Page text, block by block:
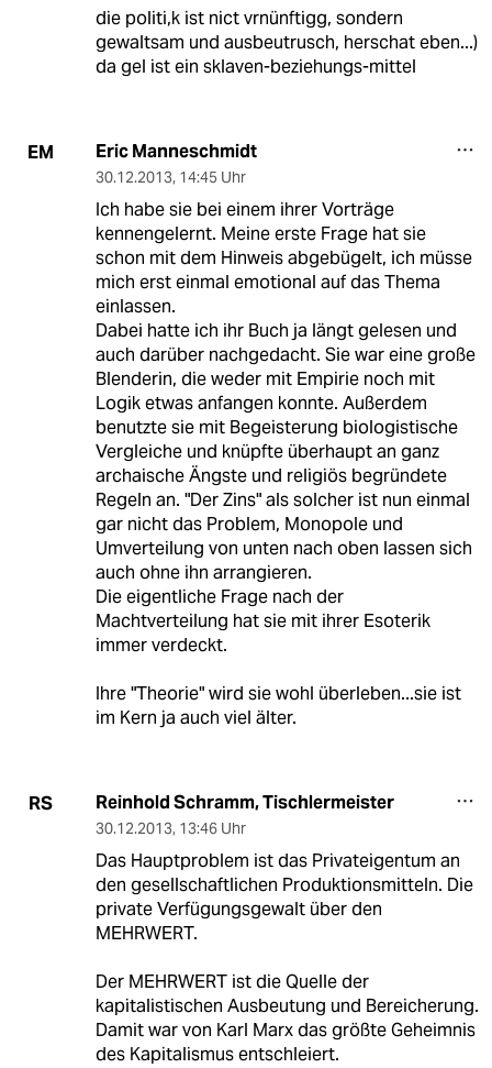
die politi,k ist nict vrnünftigg, sondern
gewaltsam und ausbeutrusch, herschat eben...)
da gel ist ein sklaven-beziehungs-mittel
EM Eric Manneschmidt
30.12.2013, 14:45 Uhr
Ich habe sie bei einem ihrer Vorträge
kennengelernt. Meine erste Frage hat sie
schon mit dem Hinweis abgebügelt, ich müsse
mich erst einmal emotional auf das Thema
einlassen.
Dabei hatte ich ihr Buch ja längt gelesen und
auch darüber nachgedacht. Sie war eine große
Blenderin, die weder mit Empirie noch mit
Logik etwas anfangen konnte. Außerdem
benutzte sie mit Begeisterung biologistische
Vergleiche und knüpfte überhaupt an ganz
archaische Ängste und religiös begründete
Regeln an. "Der Zins" als solcher ist nun einmal
gar nicht das Problem, Monopole und
Umverteilung von unten nach oben lassen sich
auch ohne ihn arrangieren.
Die eigentliche Frage nach der
Machtverteilung hat sie mit ihrer Esoterik
immer verdeckt.
Ihre "Theorie" wird sie wohl überleben...sie ist
im Kern ja auch viel älter.
RS Reinhold Schramm, Tischlermeister
30.12.2013, 13:46 Uhr
Das Hauptproblem ist das Privateigentum an
den gesellschaftlichen Produktionsmitteln. Die
private Verfügungsgewalt über den
MEHRWERT.
Der MEHRWERT ist die Quelle der
kapitalistischen Ausbeutung und Bereicherung.
Damit war von Karl Marx das größte Geheimnis
des Kapitalismus entschleiert.